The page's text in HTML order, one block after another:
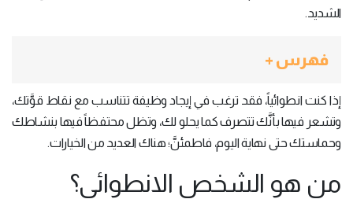
الشديد.
فهرس +
إذا كنت انطوائياً، فقد ترغب في إيجاد وظيفة تتناسب مع نقاط قوَّتك،
وتشعر فيها بأنَّك تتصرف كما يحلو لك، وتظل محتفظاً فيها بنشاطك
وحماستك حتى نهاية اليوم، فاطمئنَّ؛ هناك العديد من الخيارات.
من هو الشخص الانطوائي؟